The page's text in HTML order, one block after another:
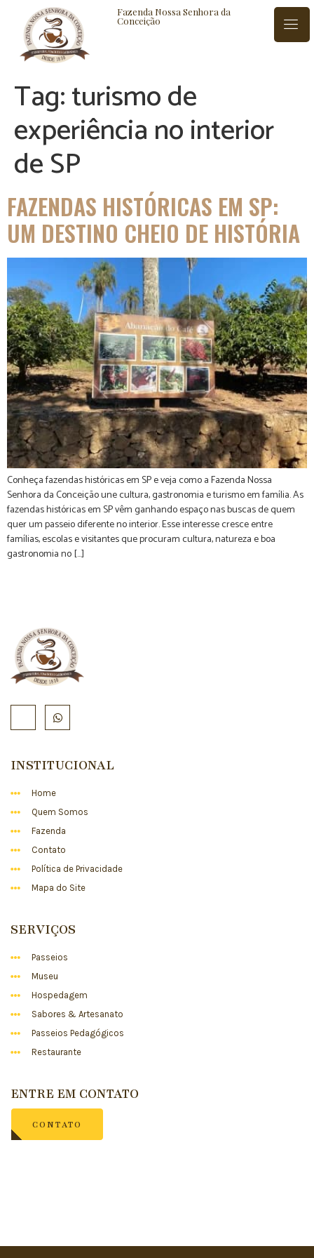
Fazenda Nossa Senhora da
Conceição
BLOG CONTATO
Tag:turismo de
experiência no interior
de SP
FAZENDAS HISTÓRICAS EM SP:
UM DESTINO CHEIO DE HISTÓRIA
Conheça fazendas históricas em SP e veja como a Fazenda Nossa
Senhora da Conceição une cultura, gastronomia e turismo em família. As
fazendas históricas em SP vêm ganhando espaço nas buscas de quem
quer um passeio diferente no interior. Esse interesse cresce entre
famílias, escolas e visitantes que procuram cultura, natureza e boa
gastronomia no […]
INSTITUCIONAL
Home
Quem Somos
Fazenda
Contato
Política de Privacidade
Mapa do Site
SERVIÇOS
Passeios
Museu
Hospedagem
Sabores & Artesanato
Passeios Pedagógicos
Restaurante
ENTRE EM CONTATO
CONTATO